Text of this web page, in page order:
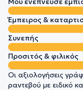
Έμπειρος &
Συνεπής
Προσιτός & φιλικός
Οι αξιολογήσεις
ραντεβού με ειδικό